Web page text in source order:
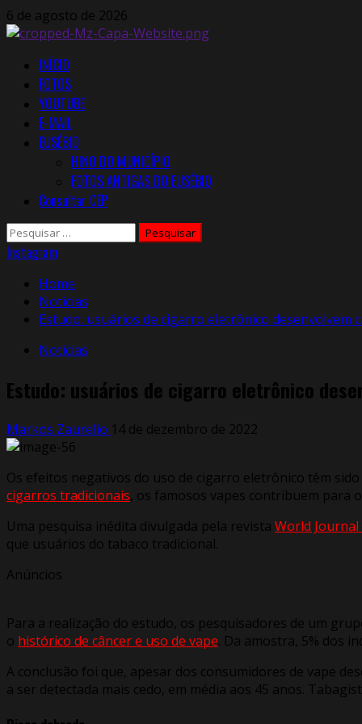
Skip
to
6 de agosto de 2026
Primary
Menu
INÍCIO
FOTOS
YOUTUBE
E-MAIL
EUSÉBIO
HINO DO MUNICÍPIO
FOTOS ANTIGAS DO EUSÉBIO
Consultar CEP
Pesquisar
por:
Instagram
Home
Notícias
Estudo: usuários de cigarro eletrônico desenvolvem
Notícias
Estudo: usuários de cigarro eletrônico
Markos Zaurelio 14 de dezembro de 2022
Os efeitos negativos do uso de cigarro eletrônico têm
cigarros tradicionais , os famosos vapes contribuem para
Uma pesquisa inédita divulgada pela revista World
que usuários do tabaco tradicional.
Anúncios
Para a realização do estudo, os pesquisadores de um
o histórico de câncer e uso de vape. Da amostra, 5% dos
A conclusão foi que, apesar dos consumidores de vape
a ser detectada mais cedo, em média aos 45 anos.